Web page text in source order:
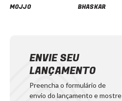
MOJJO BHASKAR
ENVIE SEU
LANÇAMENTO
Preencha o formulário de
envio do lançamento e mostre